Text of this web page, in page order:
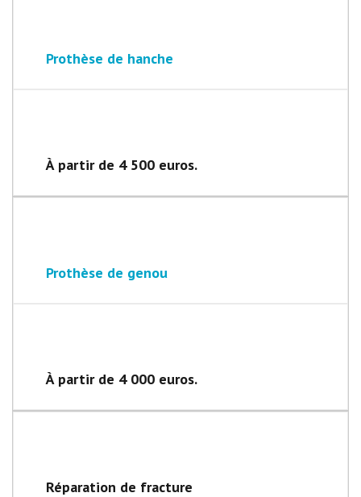
Prothèse de hanche
À partir de 4 500 euros.
Prothèse de genou
À partir de 4 000 euros.
Réparation de fracture